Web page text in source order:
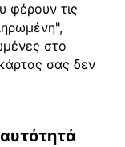
φέρουν τις
στο
σας δεν